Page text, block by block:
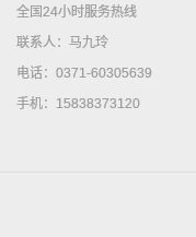
全国24小时服务热线
联系人：马九玲
电话：0371-60305639
手机：15838373120